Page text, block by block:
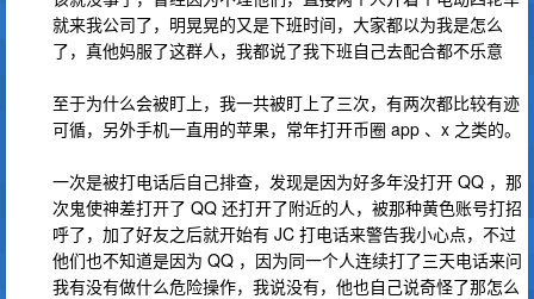
就来我公司了，明晃晃的又是下班时间，大家都以为我是怎么
了，真他妈服了这群人，我都说了我下班自己去配合都不乐意
至于为什么会被盯上，我一共被盯上了三次，有两次都比较有迹
可循，另外手机一直用的苹果，常年打开币圈 app 、x 之类的。
一次是被打电话后自己排查，发现是因为好多年没打开 QQ ，那
次鬼使神差打开了 QQ 还打开了附近的人，被那种黄色账号打招
呼了，加了好友之后就开始有 JC 打电话来警告我小心点，不过
他们也不知道是因为 QQ ，因为同一个人连续打了三天电话来问
我有没有做什么危险操作，我说没有，他也自己说奇怪了那怎么